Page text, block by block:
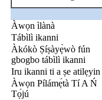
Àwọn ìlànà
Tábìlì ikanni
Àkókò Ṣíṣàyẹ̀wò fún
gbogbo tábìlì ikanni
Iru ikanni ti a ṣe atilẹyin
Àwọn Pílámẹ́tà Tí A Ń
Tọ́jú